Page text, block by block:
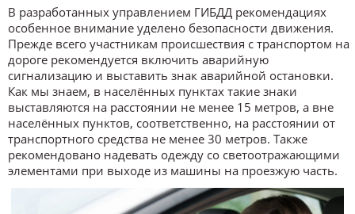
В разработанных управлением ГИБДД рекомендациях
особенное внимание уделено безопасности движения.
Прежде всего участникам происшествия с транспортом на
дороге рекомендуется включить аварийную
сигнализацию и выставить знак аварийной остановки.
Как мы знаем, в населённых пунктах такие знаки
выставляются на расстоянии не менее 15 метров, а вне
населённых пунктов, соответственно, на расстоянии от
транспортного средства не менее 30 метров. Также
рекомендовано надевать одежду со светоотражающими
элементами при выходе из машины на проезжую часть.